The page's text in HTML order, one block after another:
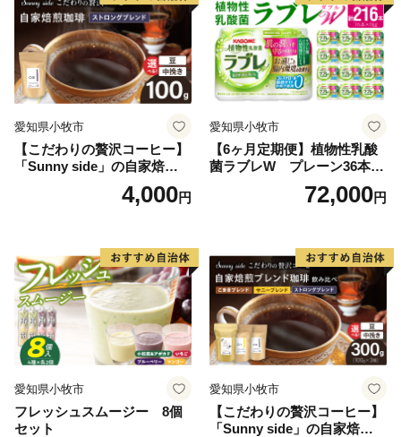
愛知県小牧市
【こだわりの贅沢コーヒー】
「Sunny side」の自家焙煎珈
琲ストロングブレンド（100
4,000円
愛知県小牧市
【6ヶ月定期便】植物性乳酸
菌ラブレW プレーン36本
72,000円
愛知県小牧市
フレッシュスムージー 8個
セット
愛知県小牧市
【こだわりの贅沢コーヒー】
「Sunny side」の自家焙煎珈